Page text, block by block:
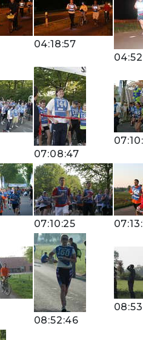
04:18:57
07:08:47
07:10:25
08:52:46